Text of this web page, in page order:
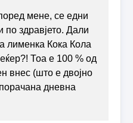
мене, се едни
по здравјето. Дали
лименка Кока Кола
Тоа е 100 % од
внес (што е двојно
дневна